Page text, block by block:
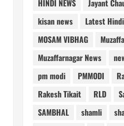
HINDI NEWS
Jayant
kisan news
Latest
MOSAM VIBHAG
Muzaffarnagar News
pm modi
PMMODI
Rakesh Tikait
RLD
SAMBHAL
shamli